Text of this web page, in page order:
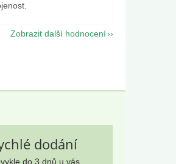
Zobrazit další hodnocení
dodání
do 3 dnů u vás.